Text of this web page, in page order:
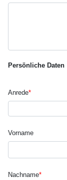
Persönliche Daten
Anrede*
Vorname
Nachname*